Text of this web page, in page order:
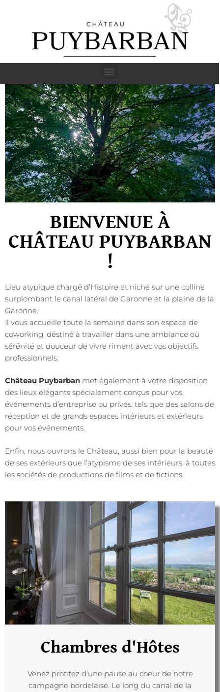
BIENVENUE À
CHÂTEAU PUYBARBAN
!
Lieu atypique chargé d’Histoire et niché sur une colline
surplombant le canal latéral de Garonne et la plaine de la
Garonne.
Il vous accueille toute la semaine dans son espace de
coworking, déstiné à travailler dans une ambiance où
sérénité et douceur de vivre riment avec vos objectifs
professionnels.
Château Puybarban met également à votre disposition
des lieux élégants spécialement conçus pour vos
événements d’entreprise ou privés, tels que des salons de
réception et de grands espaces intérieurs et extérieurs
pour vos événements.
Enfin, nous ouvrons le Château, aussi bien pour la beauté
de ses extérieurs que l’atypisme de ses intérieurs, à toutes
les sociétés de productions de films et de fictions.
Chambres d'Hôtes
Venez profitez d'une pause au coeur de notre
campagne bordelaise. Le long du canal de la